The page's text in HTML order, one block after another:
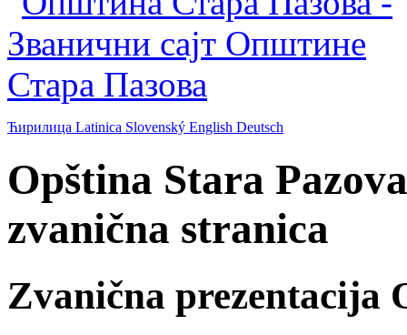
Ћирилица Latinica Slovenský English Deutsch
Opština Stara
zvanična stranica
Zvanična prezentacija